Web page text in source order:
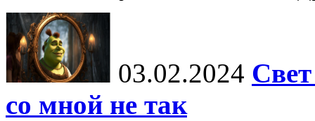
03.02.2024
со мной не так